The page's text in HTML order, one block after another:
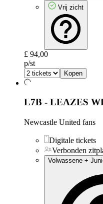
Vrij zicht
£ 94,00
p/st
Kopen
L7B - LEAZES
Newcastle United fans
Digitale tickets
Verbonden
Volwassene +